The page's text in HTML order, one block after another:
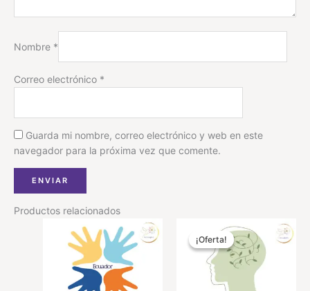
Nombre *
Correo electrónico *
Guarda mi nombre, correo electrónico y web en este
navegador para la próxima vez que comente.
Productos relacionados
¡Oferta!
¡Oferta!
price
was:
$1,000.00.
Current
price
is:
$850.00.